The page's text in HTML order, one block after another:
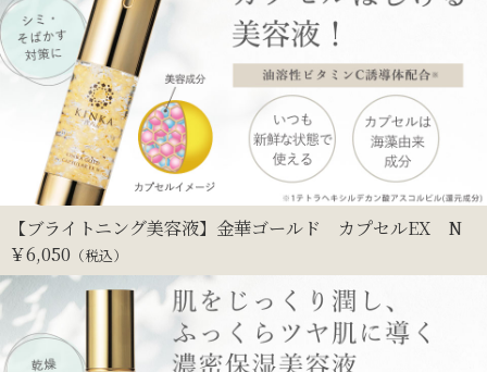
【ブライトニング美容液】金華ゴールド カプセルEX N
￥6,050 （税込）